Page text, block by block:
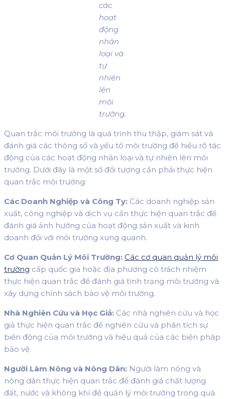
các
hoạt
động
nhân
loại và
tự
nhiên
lên
môi
trường.
Quan trắc môi trường là quá trình thu thập, giám sát và
đánh giá các thông số và yếu tố môi trường để hiểu rõ tác
động của các hoạt động nhân loại và tự nhiên lên môi
trường. Dưới đây là một số đối tượng cần phải thực hiện
quan trắc môi trường:
Các Doanh Nghiệp và Công Ty: Các doanh nghiệp sản
xuất, công nghiệp và dịch vụ cần thực hiện quan trắc để
đánh giá ảnh hưởng của hoạt động sản xuất và kinh
doanh đối với môi trường xung quanh.
Cơ Quan Quản Lý Môi Trường: Các cơ quan quản lý môi
trường cấp quốc gia hoặc địa phương có trách nhiệm
thực hiện quan trắc để đánh giá tình trạng môi trường và
xây dựng chính sách bảo vệ môi trường.
Nhà Nghiên Cứu và Học Giả: Các nhà nghiên cứu và học
giả thực hiện quan trắc để nghiên cứu và phân tích sự
biến động của môi trường và hiệu quả của các biện pháp
bảo vệ.
Người Làm Nông và Nông Dân: Người làm nông và
nông dân thực hiện quan trắc để đánh giá chất lượng
đất, nước và không khí để quản lý môi trường trong quá